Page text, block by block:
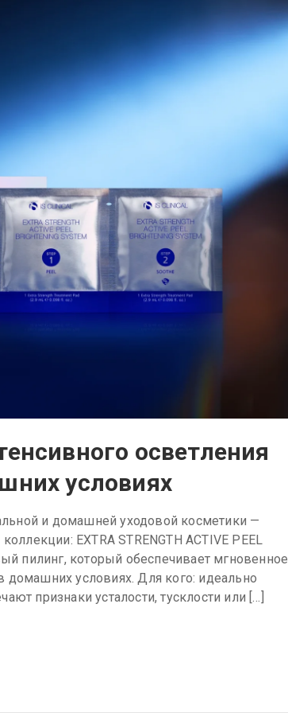
осветления
условиях
и домашней уходовой косметики —
EXTRA STRENGTH ACTIVE PEEL
пилинг, который обеспечивает мгновенное
условиях. Для кого: идеально
признаки усталости, тусклости или […]